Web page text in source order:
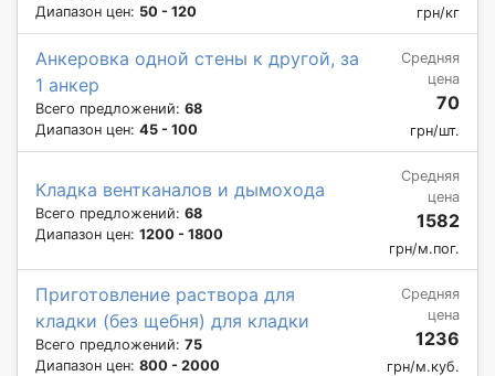
Диапазон цен: 50 - 120 грн/кг
Анкеровка одной стены к другой, за
1 анкер
Всего предложений: 68
Диапазон цен: 45 - 100
Средняя
цена
70
грн/шт.
Кладка вентканалов и дымохода
Всего предложений: 68
Диапазон цен: 1200 - 1800
Средняя
цена
1582
грн/м.пог.
Приготовление раствора для
кладки (без щебня) для кладки
Всего предложений: 75
Диапазон цен: 800 - 2000
Средняя
цена
1236
грн/м.куб.